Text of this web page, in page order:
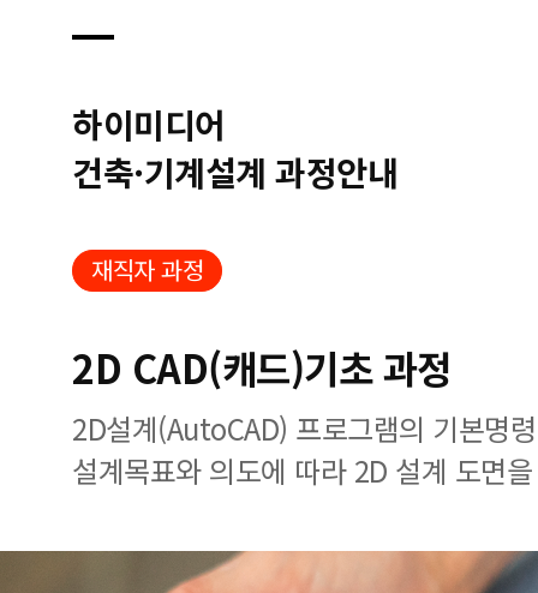
하이미디어
건축·기계설계 과정안내
재직자 과정
2D CAD(캐드)기초 과정
2D설계(AutoCAD) 프로그램의 기본명
설계목표와 의도에 따라 2D 설계 도면